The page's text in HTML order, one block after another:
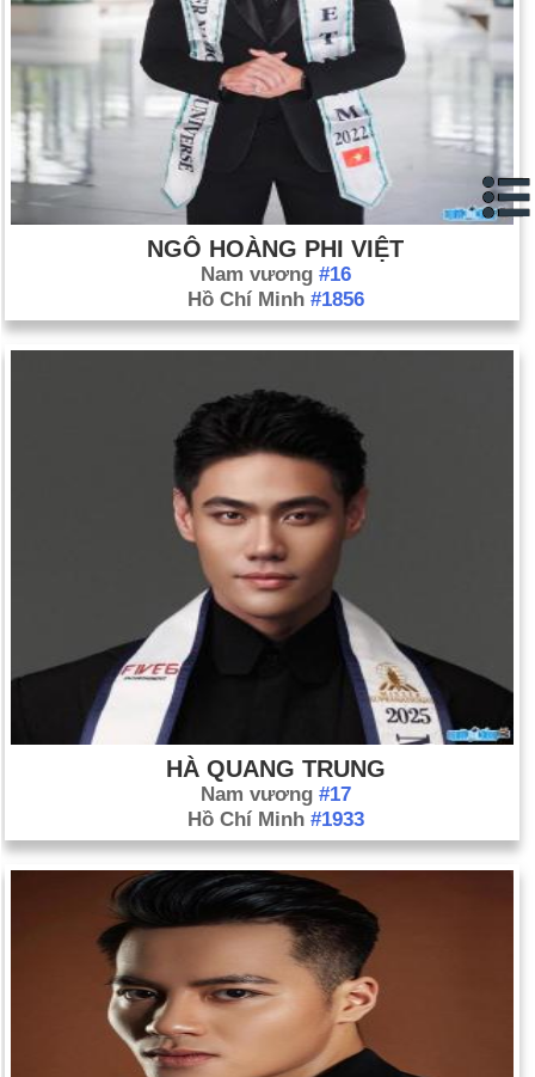
NGÔ HOÀNG PHI VIỆT
Nam vương #16
Hồ Chí Minh #1856
HÀ QUANG TRUNG
Nam vương #17
Hồ Chí Minh #1933